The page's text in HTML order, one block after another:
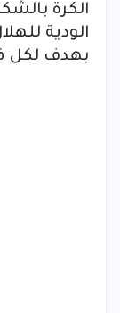
الكرة
الودية
بهدف لكل